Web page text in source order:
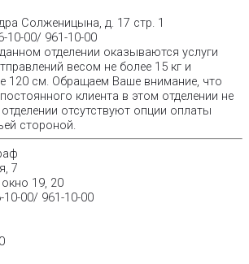
Солженицына, д. 17 стр. 1
10-00/ 961-10-00
отделении оказываются услуги
весом не более 15 кг и
120 см. Обращаем Ваше внимание, что
клиента в этом отделении не
отсутствуют опции оплаты
стороной.
7
19, 20
00/ 961-10-00